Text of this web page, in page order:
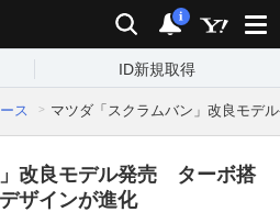
検索 通知
i
ID新規取得
ス マツダ「スクラムバン」改良モデ
改良モデル発売 ターボ搭
ザインが進化